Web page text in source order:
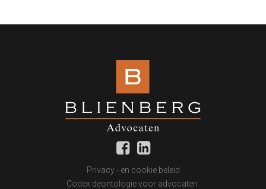
Privacy - en cookie beleid
Codex deontologie voor advocaten